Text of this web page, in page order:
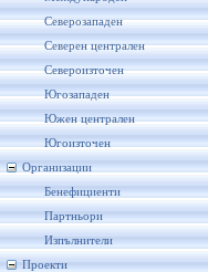
Северозападен
Северен централен
Североизточен
Югозападен
Южен централен
Югоизточен
Организации
Бенефициенти
Партньори
Изпълнители
Проекти